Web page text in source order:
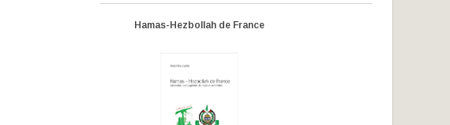
Hamas-Hezbollah de France